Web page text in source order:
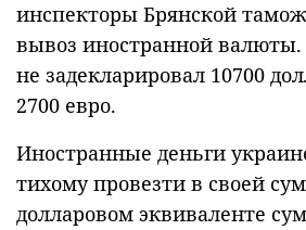
инспекторы Брянской
вывоз иностранной
не задекларировал 10700
2700 евро.
Иностранные деньги
тихому провезти в своей
долларовом эквиваленте